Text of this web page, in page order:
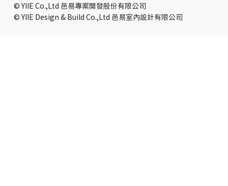
© YIIE Co.,Ltd 邑易專案開發股份有限公司
© YIIE Design & Build Co.,Ltd 邑易室內設計有限公司